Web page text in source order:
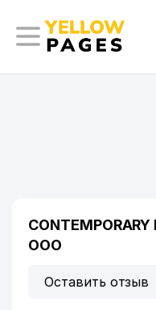
ООО
Оставить отзыв